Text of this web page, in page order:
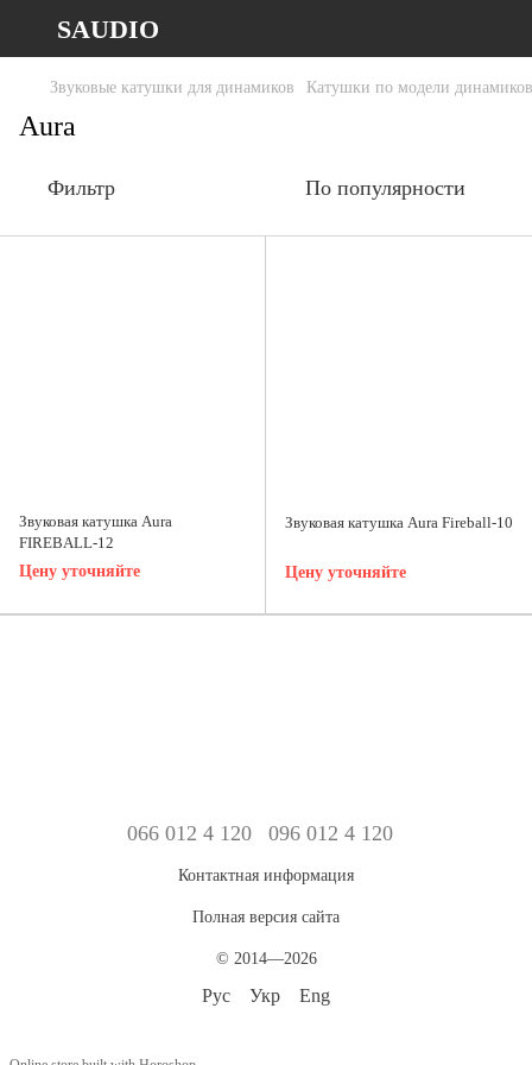
SAUDIO
Звуковые катушки для динамиков Катушки по модели динамиков
Aura
Фильтр По популярности
Звуковая катушка Aura
FIREBALL-12
Цену уточняйте
Звуковая катушка Aura Fireball-10
Цену уточняйте
066 012 4 120 096 012 4 120
Контактная информация
Полная версия сайта
© 2014—2026
Рус Укр Eng